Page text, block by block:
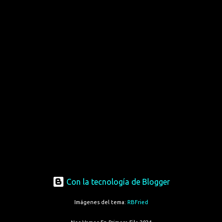
Con la tecnología de Blogger
Imágenes del tema: RBFried